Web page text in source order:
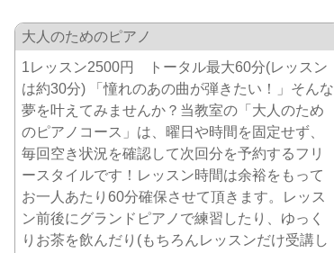
大人のためのピアノ
1レッスン2500円 トータル最大60分(レッスン
は約30分) 「憧れのあの曲が弾きたい！」そんな
夢を叶えてみませんか？当教室の「大人のため
のピアノコース」は、曜日や時間を固定せず、
毎回空き状況を確認して次回分を予約するフリ
ースタイルです！レッスン時間は余裕をもって
お一人あたり60分確保させて頂きます。レッス
ン前後にグランドピアノで練習したり、ゆっく
りお茶を飲んだり(もちろんレッスンだけ受講し